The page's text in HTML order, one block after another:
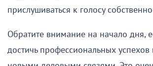
прислушиваться к голосу
Обратите внимание на начало дня,
достичь профессиональных успехов